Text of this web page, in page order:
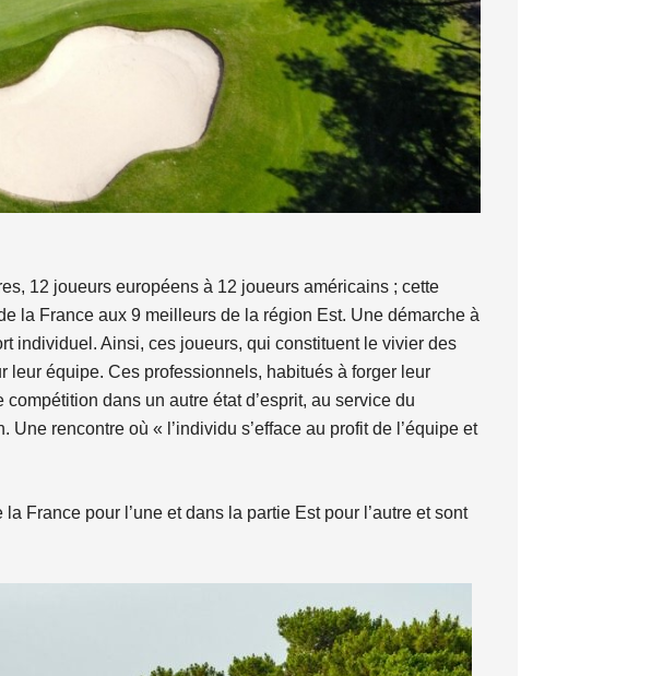
12 joueurs européens à 12 joueurs américains ; cette
la France aux 9 meilleurs de la région Est. Une démarche à
individuel. Ainsi, ces joueurs, qui constituent le vivier des
leur équipe. Ces professionnels, habitués à forger leur
dans un autre état d’esprit, au service du
rencontre où « l’individu s’efface au profit de l’équipe et
France pour l’une et dans la partie Est pour l’autre et sont